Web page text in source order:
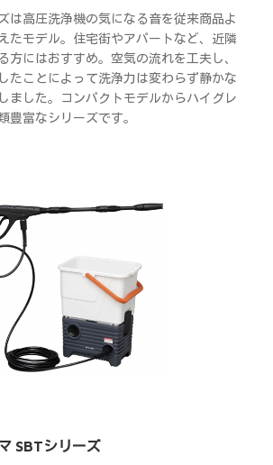
は高圧洗浄機の気になる音を従来商品よ
たモデル。住宅街やアパートなど、近隣
方にはおすすめ。空気の流れを工夫し、
たことによって洗浄力は変わらず静かな
ました。コンパクトモデルからハイグレ
豊富なシリーズです。
SBTシリーズ